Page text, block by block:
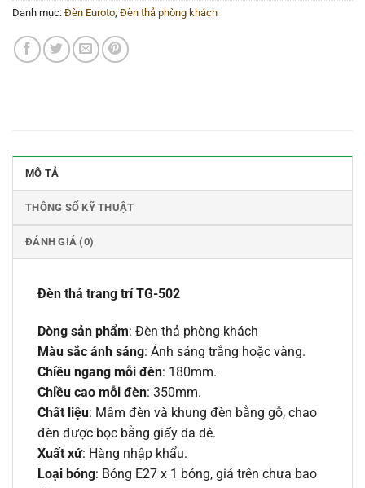
Danh mục: Đèn Euroto Đèn thả phòng khách
MÔ TẢ
THÔNG SỐ KỸ THUẬT
ĐÁNH GIÁ (0)
Đèn thả trang trí TG-502
Dòng sản phẩm: Đèn thả phòng khách
Màu sắc ánh sáng: Ánh sáng trắng hoặc vàng.
Chiều ngang mỗi đèn: 180mm.
Chiều cao mỗi đèn: 350mm.
Chất liệu: Mâm đèn và khung đèn bằng gỗ, chao
đèn được bọc bằng giấy da dê.
Xuất xứ: Hàng nhập khẩu.
Loại bóng: Bóng E27 x 1 bóng, giá trên chưa bao